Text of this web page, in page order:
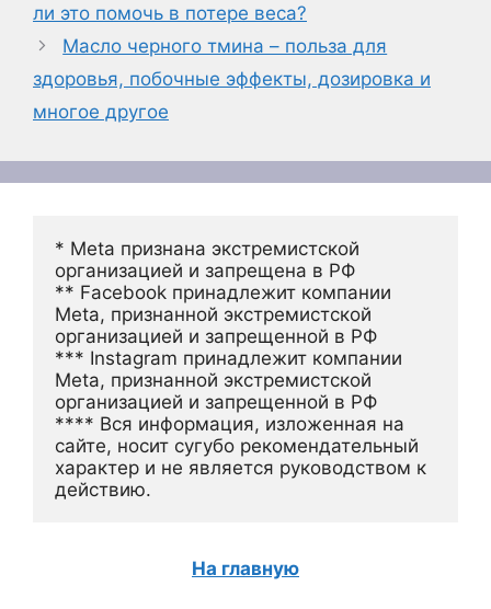
ли это помочь в потере веса?
Масло черного тмина – польза для
здоровья, побочные эффекты, дозировка и
многое другое
* Meta признана экстремистской
организацией и запрещена в РФ
** Facebook принадлежит компании
Meta, признанной экстремистской
организацией и запрещенной в РФ
*** Instagram принадлежит компании
Meta, признанной экстремистской
организацией и запрещенной в РФ
**** Вся информация, изложенная на
сайте, носит сугубо рекомендательный
характер и не является руководством к
действию.
На главную